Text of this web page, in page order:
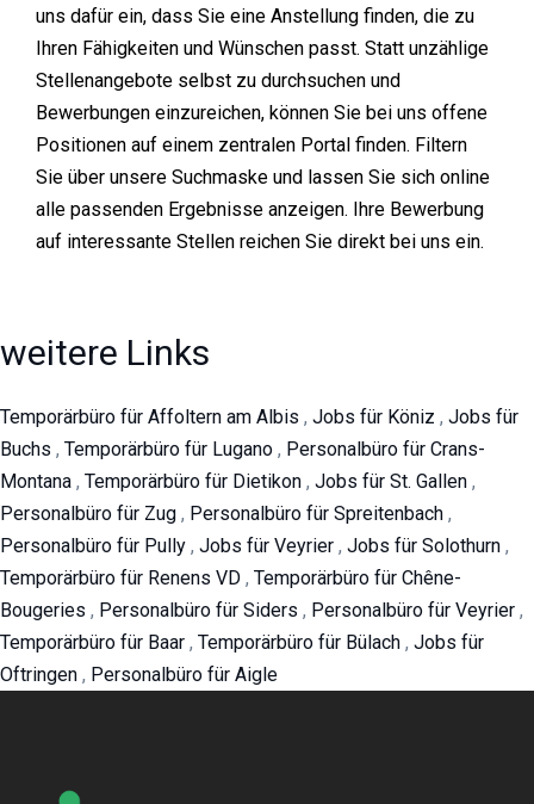
uns dafür ein, dass Sie eine Anstellung finden, die zu
Ihren Fähigkeiten und Wünschen passt. Statt unzählige
Stellenangebote selbst zu durchsuchen und
Bewerbungen einzureichen, können Sie bei uns offene
Positionen auf einem zentralen Portal finden. Filtern
Sie über unsere Suchmaske und lassen Sie sich online
alle passenden Ergebnisse anzeigen. Ihre Bewerbung
auf interessante Stellen reichen Sie direkt bei uns ein.
weitere Links
Temporärbüro für Affoltern am Albis , Jobs für Köniz , Jobs für
Buchs , Temporärbüro für Lugano , Personalbüro für Crans-
Montana , Temporärbüro für Dietikon , Jobs für St. Gallen ,
Personalbüro für Zug , Personalbüro für Spreitenbach ,
Personalbüro für Pully , Jobs für Veyrier , Jobs für Solothurn ,
Temporärbüro für Renens VD , Temporärbüro für Chêne-
Bougeries , Personalbüro für Siders , Personalbüro für Veyrier ,
Temporärbüro für Baar , Temporärbüro für Bülach , Jobs für
Oftringen , Personalbüro für Aigle